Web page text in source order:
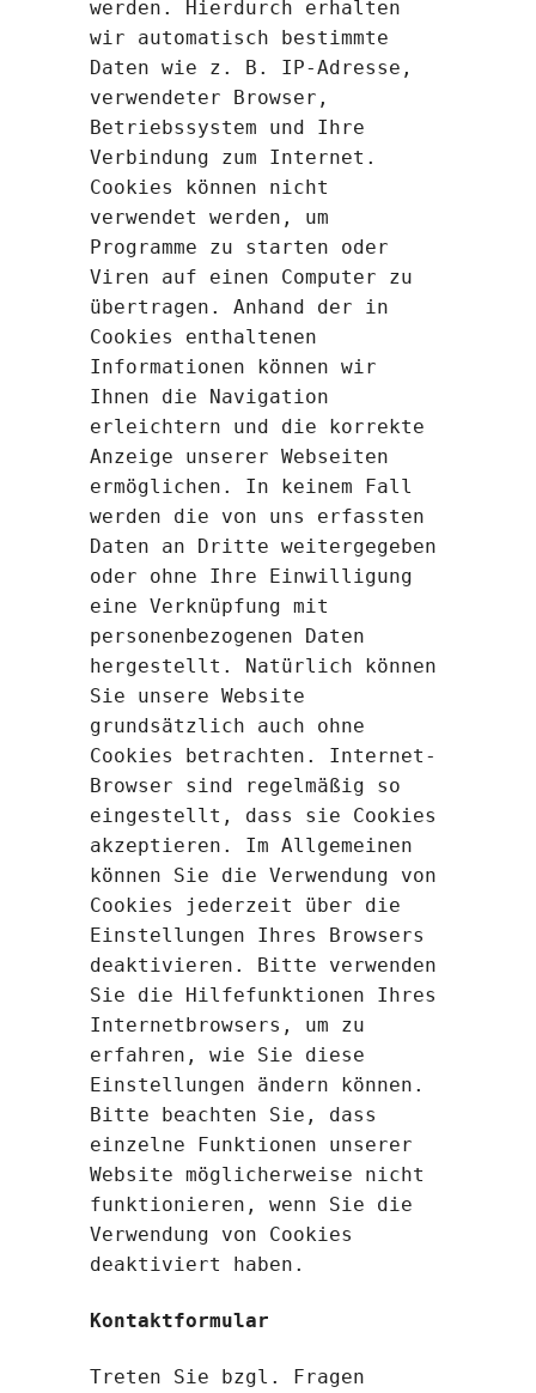
werden. Hierdurch erhalten
wir automatisch bestimmte
Daten wie z. B. IP-Adresse,
verwendeter Browser,
Betriebssystem und Ihre
Verbindung zum Internet.
Cookies können nicht
verwendet werden, um
Programme zu starten oder
Viren auf einen Computer zu
übertragen. Anhand der in
Cookies enthaltenen
Informationen können wir
Ihnen die Navigation
erleichtern und die korrekte
Anzeige unserer Webseiten
ermöglichen. In keinem Fall
werden die von uns erfassten
Daten an Dritte weitergegeben
oder ohne Ihre Einwilligung
eine Verknüpfung mit
personenbezogenen Daten
hergestellt. Natürlich können
Sie unsere Website
grundsätzlich auch ohne
Cookies betrachten. Internet-
Browser sind regelmäßig so
eingestellt, dass sie Cookies
akzeptieren. Im Allgemeinen
können Sie die Verwendung von
Cookies jederzeit über die
Einstellungen Ihres Browsers
deaktivieren. Bitte verwenden
Sie die Hilfefunktionen Ihres
Internetbrowsers, um zu
erfahren, wie Sie diese
Einstellungen ändern können.
Bitte beachten Sie, dass
einzelne Funktionen unserer
Website möglicherweise nicht
funktionieren, wenn Sie die
Verwendung von Cookies
deaktiviert haben.
Kontaktformular
Treten Sie bzgl. Fragen